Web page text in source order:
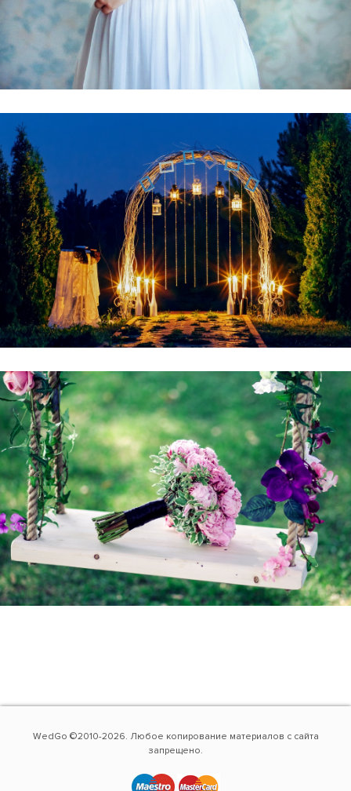
WedGo ©2010-2026. Любое копирование материалов с сайта
запрещено.